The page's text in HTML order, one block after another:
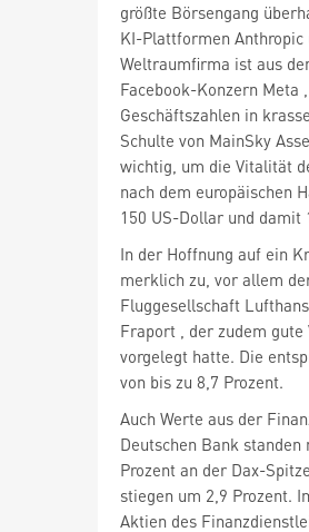
größte Börsengang
KI-Plattformen Anthropic
Weltraumfirma ist aus
Facebook-Konzern Meta
Geschäftszahlen in
Schulte von MainSky
wichtig, um die Vitalität
nach dem europäischen
150 US-Dollar und
In der Hoffnung auf ein
merklich zu, vor allem
Fluggesellschaft
Fraport , der zudem
vorgelegt hatte. Die
von bis zu 8,7 Prozent.
Auch Werte aus der
Deutschen Bank standen
Prozent an der Dax-
stiegen um 2,9 Prozent.
Aktien des